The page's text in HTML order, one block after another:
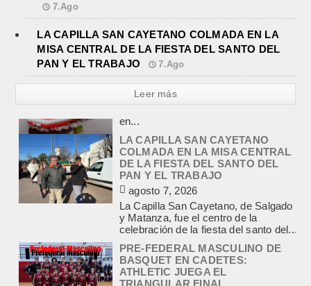
7.Ago
LA CAPILLA SAN CAYETANO COLMADA EN LA
MISA CENTRAL DE LA FIESTA DEL SANTO DEL
PAN Y EL TRABAJO
7.Ago
Leer más
LA CAPILLA SAN CAYETANO
COLMADA EN LA MISA CENTRAL
DE LA FIESTA DEL SANTO DEL
PAN Y EL TRABAJO
agosto 7, 2026
La Capilla San Cayetano, de Salgado
y Matanza, fue el centro de la
celebración de la fiesta del santo del...
PRE-FEDERAL MASCULINO DE
BASQUET EN CADETES:
ATHLETIC JUEGA EL
TRIANGULAR FINAL